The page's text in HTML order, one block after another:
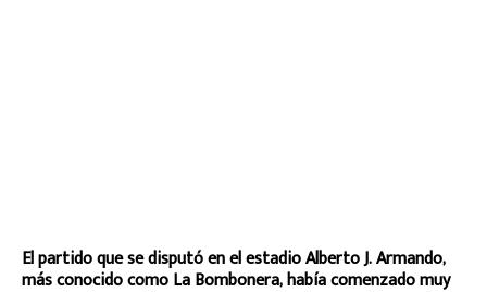
El partido que se disputó en el estadio Alberto J. Armando,
más conocido como La Bombonera, había comenzado muy